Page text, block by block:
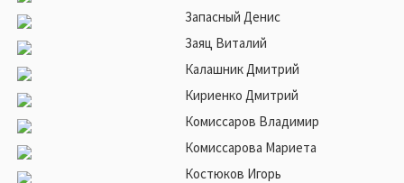
Запасный Денис
Заяц Виталий
Калашник Дмитрий
Кириенко Дмитрий
Комиссаров Владимир
Комиссарова Мариета
Костюков Игорь